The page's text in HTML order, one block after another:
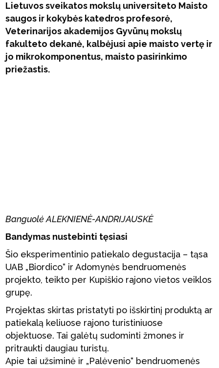
Lietuvos sveikatos mokslų universiteto Maisto
saugos ir kokybės katedros profesorė,
Veterinarijos akademijos Gyvūnų mokslų
fakulteto dekanė, kalbėjusi apie maisto vertę ir
jo mikrokomponentus, maisto pasirinkimo
priežastis.
Banguolė ALEKNIENĖ-ANDRIJAUSKĖ
Bandymas nustebinti tęsiasi
Šio eksperimentinio patiekalo degustacija – tąsa
UAB „Biordico“ ir Adomynės bendruomenės
projekto, teikto per Kupiškio rajono vietos veiklos
grupę.
Projektas skirtas pristatyti po išskirtinį produktą ar
patiekalą keliuose rajono turistiniuose
objektuose. Tai galėtų sudominti žmones ir
pritraukti daugiau turistų.
Apie tai užsiminė ir „Palėvenio“ bendruomenės